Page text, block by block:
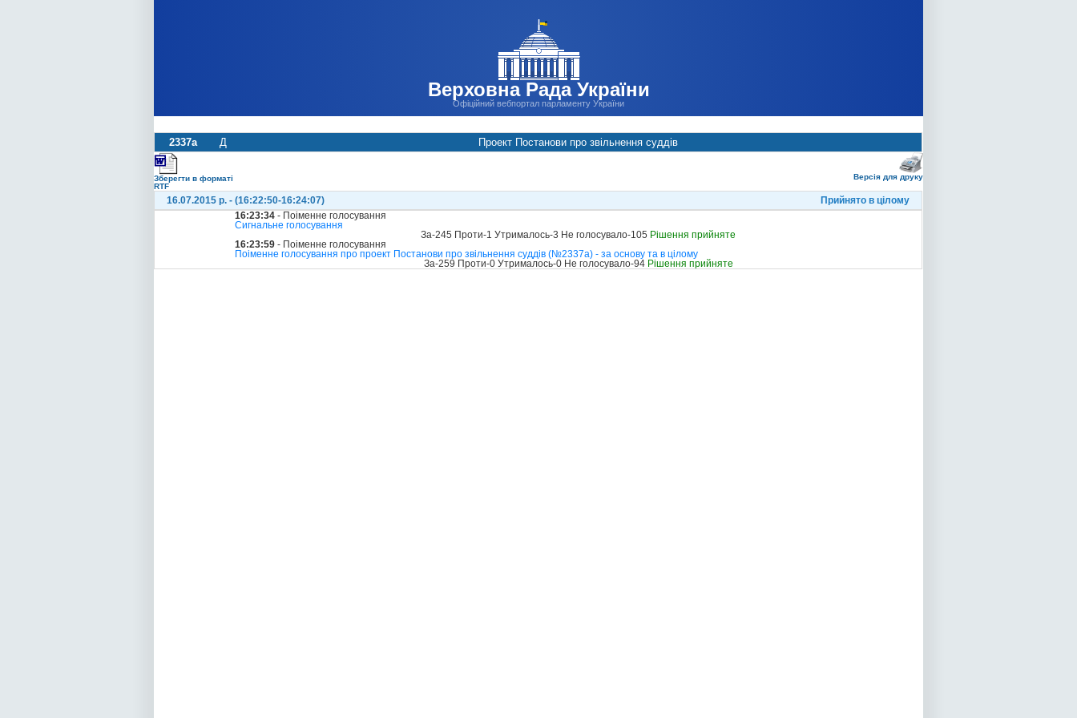
Верховна Рада України
Офіційний вебпортал парламенту України
2337а Д Проект Постанови про звільнення суддів
Зберегти в форматі
RTF
Версія для друку
16.07.2015 р. - (16:22:50-16:24:07)
Прийнято в цілому
16:23:34 - Поіменне голосування
Сигнальне голосування
За-245 Проти-1 Утрималось-3 Не голосувало-105 Рішення прийняте
16:23:59 - Поіменне голосування
Поіменне голосування про проект Постанови про звільнення суддів (№2337а) - за основу та в цілому
За-259 Проти-0 Утрималось-0 Не голосувало-94 Рішення прийняте